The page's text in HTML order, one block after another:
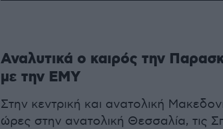
Αναλυτικά ο καιρός την
με την ΕΜΥ
Στην κεντρική και ανατολική
ώρες στην ανατολική Θεσσαλία, τις